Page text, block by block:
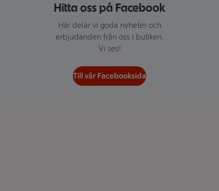
Hitta oss på Facebook
Här delar vi goda nyheter och
erbjudanden från oss i butiken.
Vi ses!
Till vår Facebooksida